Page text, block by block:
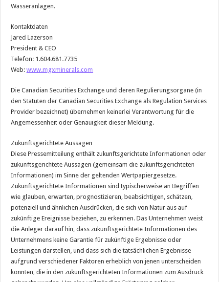
Wasseranlagen.
Kontaktdaten
Jared Lazerson
President & CEO
Telefon: 1.604.681.7735
Web:www.mgxminerals.com
Die Canadian Securities Exchange und deren Regulierungsorgane (in
den Statuten der Canadian Securities Exchange als Regulation Services
Provider bezeichnet) übernehmen keinerlei Verantwortung für die
Angemessenheit oder Genauigkeit dieser Meldung.
Zukunftsgerichtete Aussagen
Diese Pressemitteilung enthält zukunftsgerichtete Informationen oder
zukunftsgerichtete Aussagen (gemeinsam die zukunftsgerichteten
Informationen) im Sinne der geltenden Wertpapiergesetze.
Zukunftsgerichtete Informationen sind typischerweise an Begriffen
wie glauben, erwarten, prognostizieren, beabsichtigen, schätzen,
potenziell und ähnlichen Ausdrücken, die sich von Natur aus auf
zukünftige Ereignisse beziehen, zu erkennen. Das Unternehmen weist
die Anleger darauf hin, dass zukunftsgerichtete Informationen des
Unternehmens keine Garantie für zukünftige Ergebnisse oder
Leistungen darstellen, und dass sich die tatsächlichen Ergebnisse
aufgrund verschiedener Faktoren erheblich von jenen unterscheiden
könnten, die in den zukunftsgerichteten Informationen zum Ausdruck